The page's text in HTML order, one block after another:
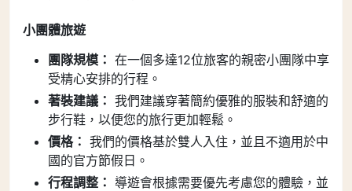
小團體旅遊
團隊規模： 在一個多達12位旅客的親密小團隊中享
受精心安排的行程。
著裝建議： 我們建議穿著簡約優雅的服裝和舒適的
步行鞋，以便您的旅行更加輕鬆。
價格： 我們的價格基於雙人入住，並且不適用於中
國的官方節假日。
行程調整： 導遊會根據需要優先考慮您的體驗，並